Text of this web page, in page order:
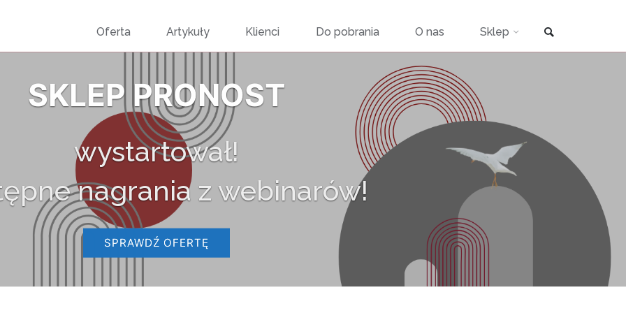
treści
Oferta Artykuły Klienci Do pobrania O nas Sklep
SKLEP PRONOST
wystartował!
nagrania z webinarów!
SPRAWDŹ OFERTĘ